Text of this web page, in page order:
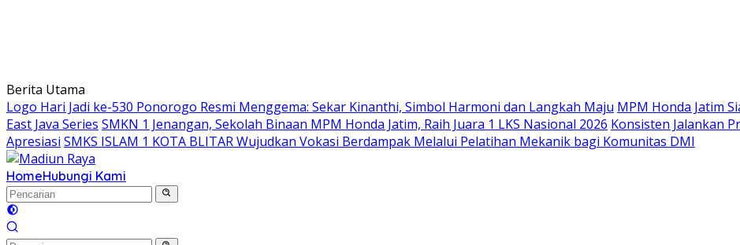
Berita Utama
Logo Hari Jadi ke-530 Ponorogo Resmi Menggema: Sekar Kinanthi, Simbol Harmoni dan Langkah Maju MPM Honda Jatim
East Java Series SMKN 1 Jenangan, Sekolah Binaan MPM Honda Jatim, Raih Juara 1 LKS Nasional 2026 Konsisten Jalankan
Apresiasi SMKS ISLAM 1 KOTA BLITAR Wujudkan Vokasi Berdampak Melalui Pelatihan Mekanik bagi Komunitas DMI
HomeHubungi Kami